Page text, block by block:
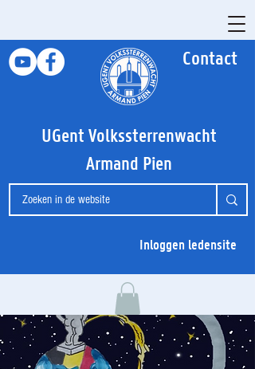
Contact
UGent Volkssterrenwacht
Armand Pien
Inloggen ledensite